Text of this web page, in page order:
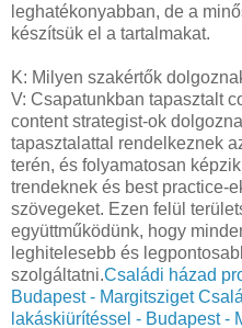
leghatékonyabban, de a
készítsük el a tartalmakat.
K: Milyen szakértők
V: Csapatunkban tapasztalt
content strategist-ok
tapasztalattal rendelkeznek
terén, és folyamatosan
trendeknek és best practice-
szövegeket. Ezen felül
együttműködünk, hogy
leghitelesebb és
szolgáltatni.Családi házad
Budapest - Margitsziget
lakáskiürítéssel - Budapest -